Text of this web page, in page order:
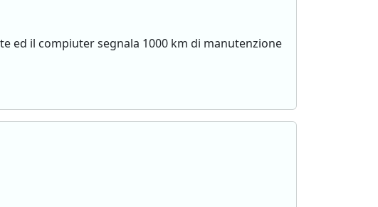
ed il compiuter segnala 1000 km di manutenzione